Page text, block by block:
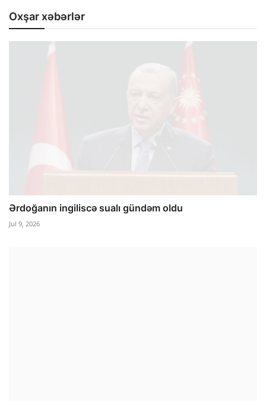
Oxşar xəbərlər
Ərdoğanın ingiliscə sualı gündəm oldu
Jul 9, 2026